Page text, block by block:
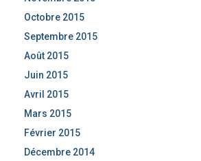
Octobre 2015
Septembre 2015
Août 2015
Juin 2015
Avril 2015
Mars 2015
Février 2015
Décembre 2014